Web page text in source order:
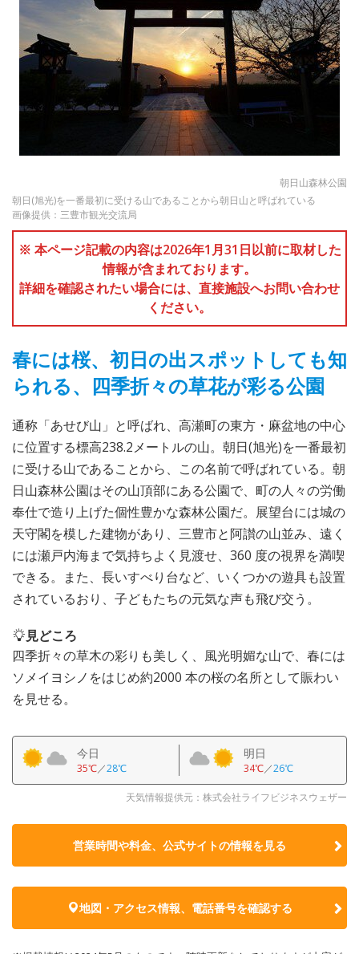
朝日山森林公園
朝日(旭光)を一番最初に受ける山であることから朝日山と呼ばれている
画像提供：三豊市観光交流局
※ 本ページ記載の内容は2026年1月31日以前に取材した
情報が含まれております。
詳細を確認されたい場合には、直接施設へお問い合わせ
ください。
春には桜、初日の出スポットしても知
られる、四季折々の草花が彩る公園
通称「あせび山」と呼ばれ、高瀬町の東方・麻盆地の中心
に位置する標高238.2メートルの山。朝日(旭光)を一番最初
に受ける山であることから、この名前で呼ばれている。朝
日山森林公園はその山頂部にある公園で、町の人々の労働
奉仕で造り上げた個性豊かな森林公園だ。展望台には城の
天守閣を模した建物があり、三豊市と阿讃の山並み、遠く
には瀬戸内海まで気持ちよく見渡せ、360 度の視界を満喫
できる。また、長いすべり台など、いくつかの遊具も設置
されているおり、子どもたちの元気な声も飛び交う。
見どころ
四季折々の草木の彩りも美しく、風光明媚な山で、春には
ソメイヨシノをはじめ約2000 本の桜の名所として賑わい
を見せる。
今日
35℃／28℃
明日
34℃／26℃
天気情報提供元：株式会社ライフビジネスウェザー
営業時間や料金、公式サイトの情報を見る
地図・アクセス情報、電話番号を確認する